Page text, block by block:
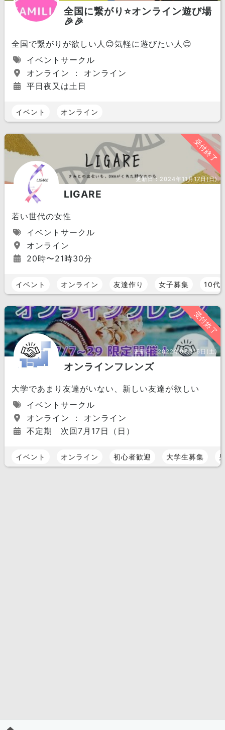
全国に繋がり⭐️オンライン遊び場
🎉🎉
全国で繋がりが欲しい人😊気軽に遊びたい人😊
イベントサークル
オンライン ： オンライン
平日夜又は土日
イベント オンライン
受付終了
更新日： 2024年11月17日(日)
LIGARE
若い世代の女性
イベントサークル
オンライン
20時〜21時30分
イベント オンライン 友達作り 女子募集 10代
受付終了
更新日：2022年07月16日(土)
オンラインフレンズ
大学であまり友達がいない、新しい友達が欲しい
イベントサークル
オンライン ： オンライン
不定期 次回7月17日（日）
イベント オンライン 初心者歓迎 大学生募集